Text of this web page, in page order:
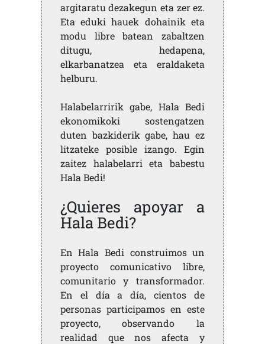
argitaratu dezakegun eta zer ez.
Eta eduki hauek dohainik eta
modu libre batean zabaltzen
ditugu, hedapena,
elkarbanatzea eta eraldaketa
helburu.
Halabelarririk gabe, Hala Bedi
ekonomikoki sostengatzen
duten bazkiderik gabe, hau ez
litzateke posible izango. Egin
zaitez halabelarri eta babestu
Hala Bedi!
¿Quieres apoyar a
Hala Bedi?
En Hala Bedi construimos un
proyecto comunicativo libre,
comunitario y transformador.
En el día a día, cientos de
personas participamos en este
proyecto, observando la
realidad que nos afecta y